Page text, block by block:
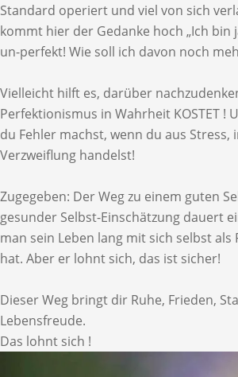
Standard operiert und viel von sich
kommt hier der Gedanke hoch „Ich bin
un-perfekt! Wie soll ich davon noch
Vielleicht hilft es, darüber
Perfektionismus in Wahrheit KOSTET !
du Fehler machst, wenn du aus
Verzweiflung handelst!
Zugegeben: Der Weg zu einem guten
gesunder Selbst-Einschätzung dauert
man sein Leben lang mit sich selbst
hat. Aber er lohnt sich, das ist sicher!
Dieser Weg bringt dir Ruhe, Frieden,
Lebensfreude.
Das lohnt sich !